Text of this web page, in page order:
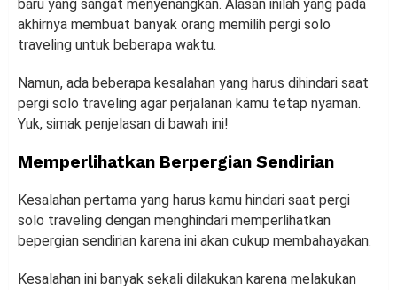
baru yang sangat menyenangkan. Alasan inilah yang pada
akhirnya membuat banyak orang memilih pergi solo
traveling untuk beberapa waktu.
Namun, ada beberapa kesalahan yang harus dihindari saat
pergi solo traveling agar perjalanan kamu tetap nyaman.
Yuk, simak penjelasan di bawah ini!
Memperlihatkan Berpergian Sendirian
Kesalahan pertama yang harus kamu hindari saat pergi
solo traveling dengan menghindari memperlihatkan
bepergian sendirian karena ini akan cukup membahayakan.
Kesalahan ini banyak sekali dilakukan karena melakukan